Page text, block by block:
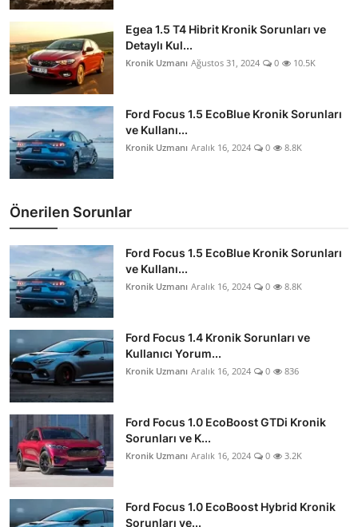
Egea 1.5 T4 Hibrit Kronik Sorunları ve
Detaylı Kul...
Kronik Uzmanı Ağustos 31, 2024 0 10.5K
Ford Focus 1.5 EcoBlue Kronik Sorunları
ve Kullanı...
Kronik Uzmanı Aralık 16, 2024 0 8.8K
Önerilen Sorunlar
Ford Focus 1.5 EcoBlue Kronik Sorunları
ve Kullanı...
Kronik Uzmanı Aralık 16, 2024 0 8.8K
Ford Focus 1.4 Kronik Sorunları ve
Kullanıcı Yorum...
Kronik Uzmanı Aralık 16, 2024 0 836
Ford Focus 1.0 EcoBoost GTDi Kronik
Sorunları ve K...
Kronik Uzmanı Aralık 16, 2024 0 3.2K
Ford Focus 1.0 EcoBoost Hybrid Kronik
Sorunları ve...